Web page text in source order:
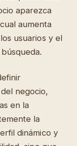
aparezca
aumenta
usuarios y el
negocio,
en la
la
dinámico y